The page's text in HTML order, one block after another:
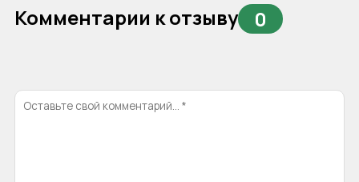
Комментарии к отзыву 0